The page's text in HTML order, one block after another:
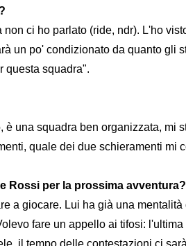
ci ho parlato (ride, ndr). L'ho
un po' condizionato da quanto gli
questa squadra".
è una squadra ben organizzata, mi
quale dei due schieramenti mi
Rossi per la prossima avventura?
a giocare. Lui ha già una mentalità
fare un appello ai tifosi: